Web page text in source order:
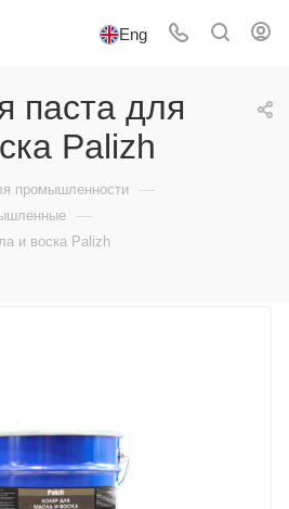
Eng
паста для
Palizh
промышленности —
—
и воска Palizh